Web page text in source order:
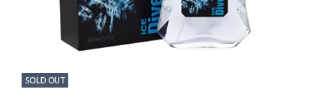
SOLD OUT